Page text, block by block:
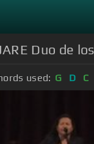
Duo de
used: G D C